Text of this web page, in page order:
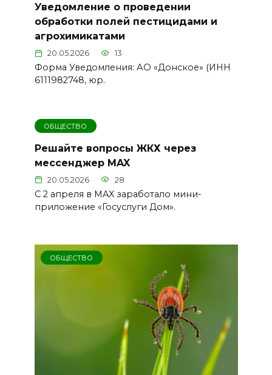
Уведомление о проведении
обработки полей пестицидами и
агрохимикатами
20.05.2026 13
Форма Уведомления: АО «Донское» (ИНН
6111982748, юр.
ОБЩЕСТВО
Решайте вопросы ЖКХ через
мессенджер MAX
20.05.2026 28
С 2 апреля в MAX заработало мини-
приложение «Госуслуги Дом».
ОБЩЕСТВО